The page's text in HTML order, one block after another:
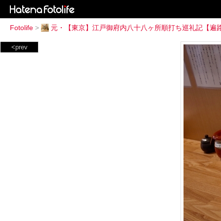
Fotolife > 元・【東京】江戸御府内八十八ヶ所順打ち巡礼記【遍
<prev